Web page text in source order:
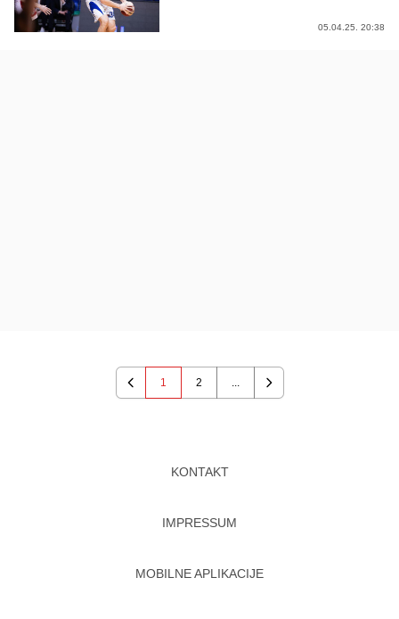
05.04.25. 20:38
Previous
1 2
Next
KONTAKT
IMPRESSUM
MOBILNE APLIKACIJE